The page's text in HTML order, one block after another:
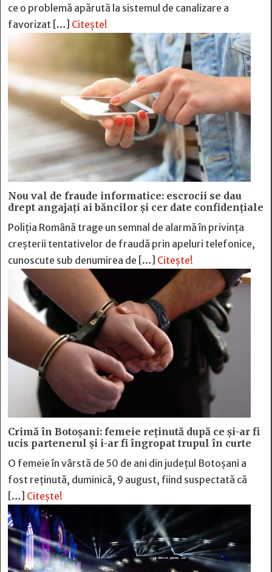
ce o problemă apărută la sistemul de canalizare a
favorizat […] Citește!
Nou val de fraude informatice: escrocii se dau
drept angajați ai băncilor și cer date confidențiale
Poliția Română trage un semnal de alarmă în privința
creșterii tentativelor de fraudă prin apeluri telefonice,
cunoscute sub denumirea de […] Citește!
Crimă în Botoșani: femeie reținută după ce și-ar fi
ucis partenerul și i-ar fi îngropat trupul în curte
O femeie în vârstă de 50 de ani din județul Botoșani a
fost reținută, duminică, 9 august, fiind suspectată că
[…] Citește!